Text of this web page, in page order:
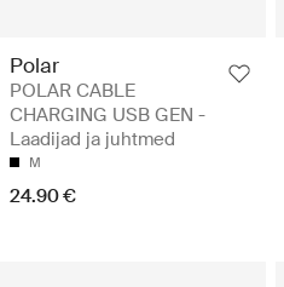
Polar
POLAR CABLE
CHARGING USB GEN -
Laadijad ja juhtmed
M
24.90 €